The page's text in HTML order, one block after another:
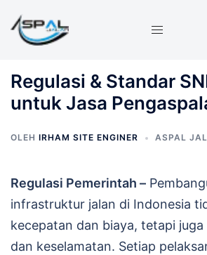
ke
Regulasi & Standar
untuk Jasa
OLEH IRHAM SITE ENGINER ASPAL
Regulasi Pemerintah –
infrastruktur jalan di Indonesia
kecepatan dan biaya, tetapi juga
dan keselamatan. Setiap